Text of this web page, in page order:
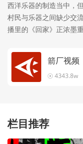
西洋乐器的制造当中，
村民与乐器之间缺少交
播里的《回家》正浓墨
箭厂视频
4343.8w
栏目推荐